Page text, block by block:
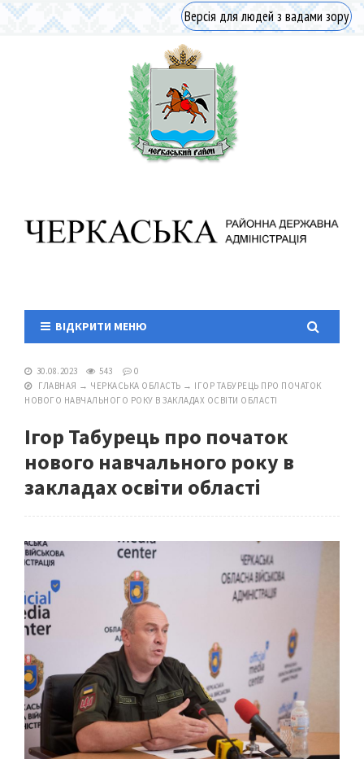
Версія для людей з вадами зору
ВІДКРИТИ МЕНЮ
30.08.2023 543
0
ГЛАВНАЯ → ЧЕРКАСЬКА ОБЛАСТЬ → ІГОР ТАБУРЕЦЬ ПРО ПОЧАТОК
НОВОГО НАВЧАЛЬНОГО РОКУ В ЗАКЛАДАХ ОСВІТИ ОБЛАСТІ
Ігор Табурець про початок
нового навчального року в
закладах освіти області